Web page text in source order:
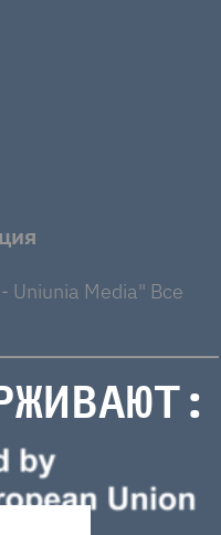
Uniunia Media" Все